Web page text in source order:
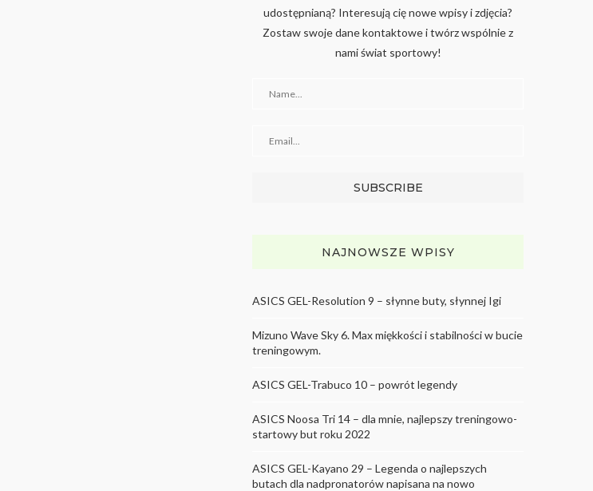
udostępnianą? Interesują cię nowe wpisy i zdjęcia?
Zostaw swoje dane kontaktowe i twórz wspólnie z
nami świat sportowy!
NAJNOWSZE WPISY
ASICS GEL-Resolution 9 – słynne buty, słynnej Igi
Mizuno Wave Sky 6. Max miękkości i stabilności w bucie
treningowym.
ASICS GEL-Trabuco 10 – powrót legendy
ASICS Noosa Tri 14 – dla mnie, najlepszy treningowo-
startowy but roku 2022
ASICS GEL-Kayano 29 – Legenda o najlepszych
butach dla nadpronatorów napisana na nowo